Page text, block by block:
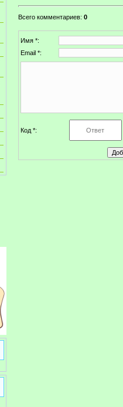
Всего комментариев: 0
Имя *:
Email *:
Код *: